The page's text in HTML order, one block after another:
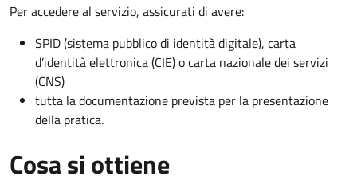
Per accedere al servizio, assicurati di avere:
SPID (sistema pubblico di identità digitale), carta
d’identità elettronica (CIE) o carta nazionale dei servizi
(CNS)
tutta la documentazione prevista per la presentazione
della pratica.
Cosa si ottiene